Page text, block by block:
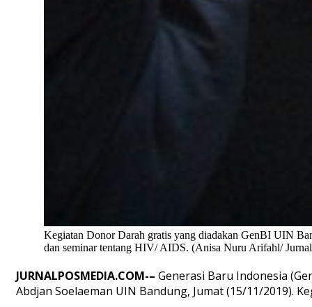
Kegiatan Donor Darah gratis yang diadakan GenBI UIN
dan seminar tentang HIV/ AIDS. (Anisa Nuru Arifahl/
JURNALPOSMEDIA.COM-– Generasi Baru Indonesia
Abdjan Soelaeman UIN Bandung, Jumat (15/11/2019).